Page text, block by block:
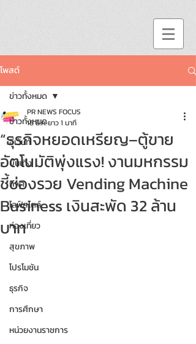
โพสต์
ข่าวทั้งหมด
อีเว้นท์
บันเทิง
กีฬา
ไลฟ์สไตล์
ท่องเที่ยว
สุขภาพ
โปรโมชัน
ธุรกิจ
การศึกษา
หน่วยงานราชการ
ข่าวทั้งหมด
“ธุรกิจหยอดเหรียญ–ตู้ขาย
อัตโนมัติพุ่งแรง! งานมหกรรม
ชี้ช่องรวย Vending Machine
Business เงินสะพัด 32 ล้าน
บาท
PR NEWS FOCUS
18 มี.ค.ยาว 1 นาที